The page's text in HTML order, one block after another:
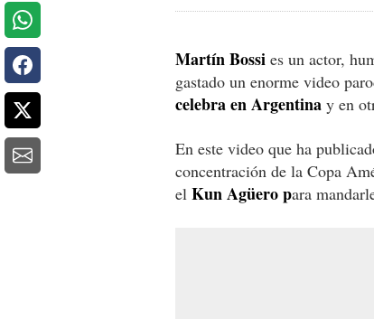
Martín Bossi es un actor,
gastado un enorme video
celebra en Argentina y en
En este video que ha
concentración de la Copa
el Kun Agüero para